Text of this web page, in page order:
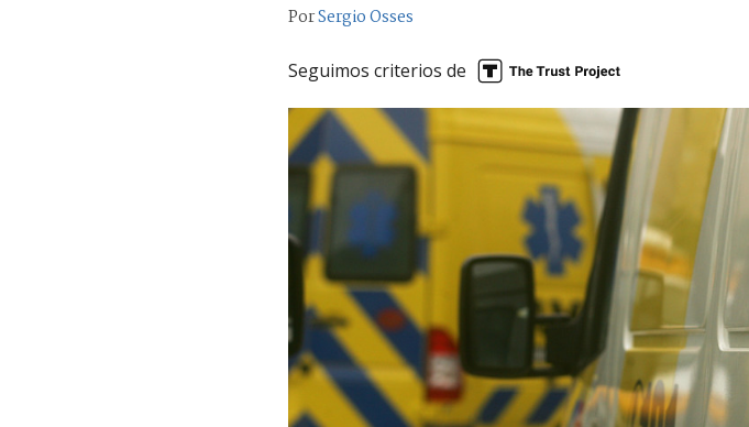
PorSergio Osses
Seguimos criterios de